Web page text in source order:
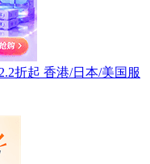
折起 香港/日本/美国服